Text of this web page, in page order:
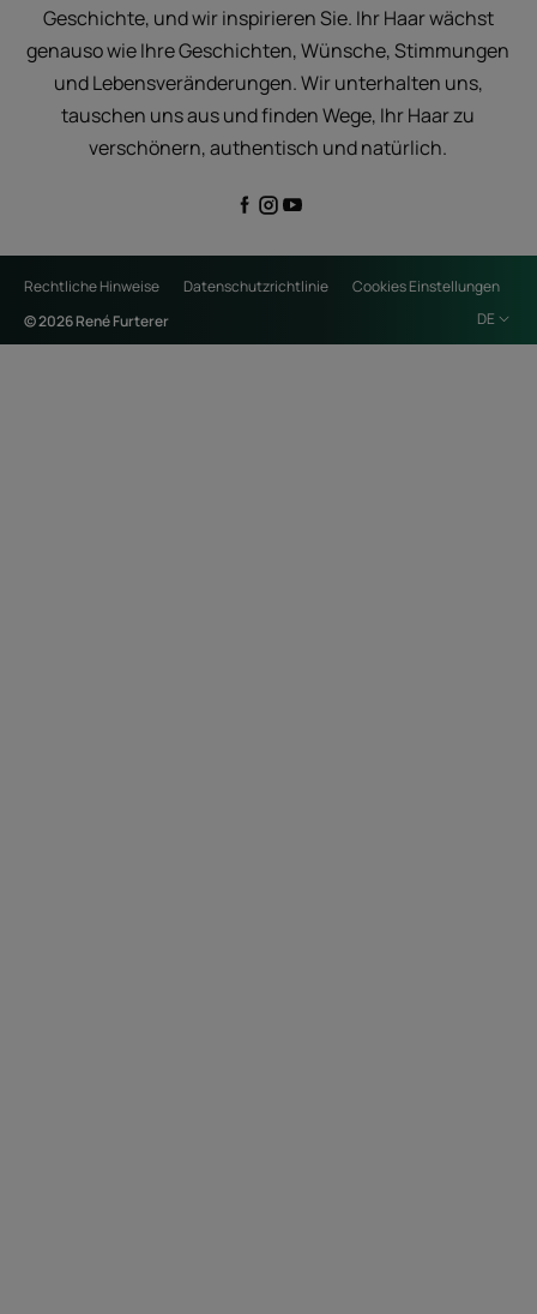
Geschichte, und wir inspirieren Sie. Ihr Haar wächst
genauso wie Ihre Geschichten, Wünsche, Stimmungen
und Lebensveränderungen. Wir unterhalten uns,
tauschen uns aus und finden Wege, Ihr Haar zu
verschönern, authentisch und natürlich.
Rechtliche Hinweise Datenschutzrichtlinie
Cookies Einstellungen
© 2026 René Furterer
DE